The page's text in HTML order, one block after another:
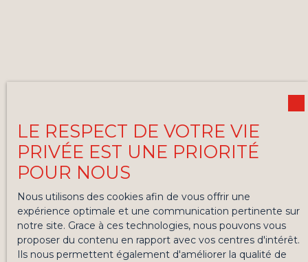
LE RESPECT DE VOTRE VIE
PRIVÉE EST UNE PRIORITÉ
POUR NOUS
Nous utilisons des cookies afin de vous offrir une
expérience optimale et une communication pertinente sur
notre site. Grace à ces technologies, nous pouvons vous
proposer du contenu en rapport avec vos centres d'intérêt.
Ils nous permettent également d'améliorer la qualité de